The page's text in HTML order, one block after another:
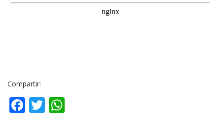
Compartir:
Facebook
Twitter